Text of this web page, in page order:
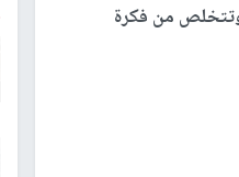
وتتخلص من فكرة